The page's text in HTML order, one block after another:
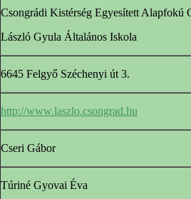
Csongrádi Kistérség Egyesített Alapfokú
László Gyula Általános Iskola
6645 Felgyő Széchenyi út 3.
http://www.laszlo.csongrad.hu
Cseri Gábor
Túriné Gyovai Éva